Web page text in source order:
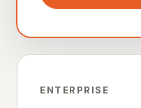
ENTERPRISE